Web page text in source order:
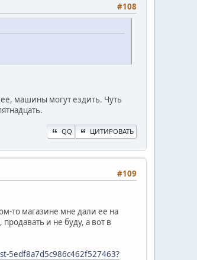
#108
машины могут ездить. Чуть
QQ ЦИТИРОВАТЬ
#109
то магазине мне дали ее на
и не буду, а вот в
5edf8a7d5c986c462f527463?